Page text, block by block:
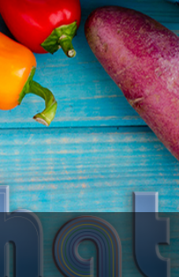
與食用安全的檢驗結果。